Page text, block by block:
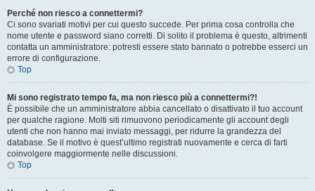
Perché non riesco a connettermi?
Ci sono svariati motivi per cui questo succede. Per prima cosa controlla che
nome utente e password siano corretti. Di solito il problema è questo, altrimenti
contatta un amministratore: potresti essere stato bannato o potrebbe esserci un
errore di configurazione.
Top
Mi sono registrato tempo fa, ma non riesco più a connettermi?!
È possibile che un amministratore abbia cancellato o disattivato il tuo account
per qualche ragione. Molti siti rimuovono periodicamente gli account degli
utenti che non hanno mai inviato messaggi, per ridurre la grandezza del
database. Se il motivo è quest’ultimo registrati nuovamente e cerca di farti
coinvolgere maggiormente nelle discussioni.
Top